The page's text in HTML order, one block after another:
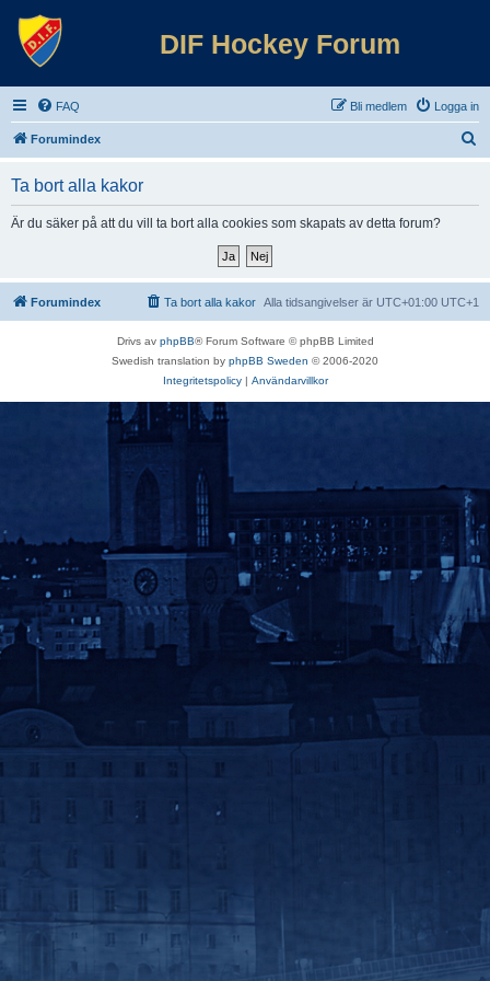
DIF Hockey Forum
FAQ Logga in
Bli medlem
Forumindex
Ta bort alla kakor
Är du säker på att du vill ta bort alla cookies som skapats av detta forum?
Forumindex Alla tidsangivelser är UTC+01:00 UTC+1
Ta bort alla kakor
Drivs av phpBB® Forum Software © phpBB Limited
Swedish translation by phpBB Sweden © 2006-2020
Integritetspolicy| Användarvillkor